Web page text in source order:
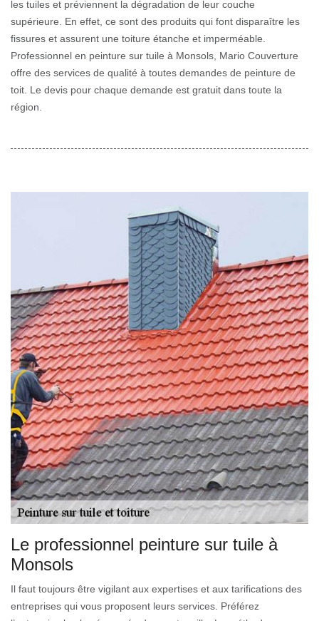
les tuiles et préviennent la dégradation de leur couche
supérieure. En effet, ce sont des produits qui font disparaître les
fissures et assurent une toiture étanche et imperméable.
Professionnel en peinture sur tuile à Monsols, Mario Couverture
offre des services de qualité à toutes demandes de peinture de
toit. Le devis pour chaque demande est gratuit dans toute la
région.
Le professionnel peinture sur tuile à
Monsols
Il faut toujours être vigilant aux expertises et aux tarifications des
entreprises qui vous proposent leurs services. Préférez